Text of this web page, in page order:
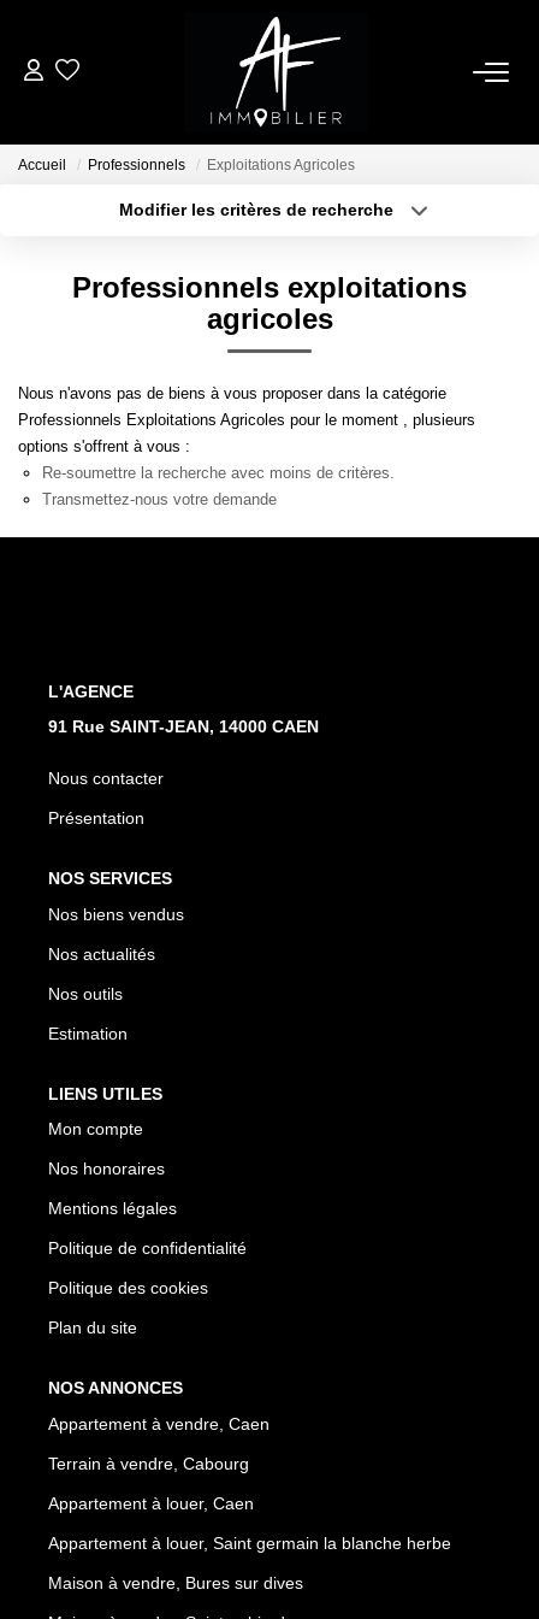
ACHETER
NOTRE AGENCE
Qui Sommes Nous
Notre Équipe
Nos Services
Accueil Professionnels Exploitations Agricoles
Modifier les critères de recherche
Type de bien
Surface min
Créer une alerte
Professionnels exploitations
agricoles
Nous n'avons pas de biens à vous proposer dans la catégorie
Professionnels Exploitations Agricoles pour le moment , plusieurs
options s'offrent à vous :
Re-soumettre la recherche avec moins de critères.
Transmettez-nous votre demande
L'AGENCE
91 Rue SAINT-JEAN, 14000 CAEN
Nous contacter
Présentation
NOS SERVICES
Nos biens vendus
Nos actualités
Nos outils
Estimation
LIENS UTILES
Mon compte
Nos honoraires
Mentions légales
Politique de confidentialité
Politique des cookies
Plan du site
NOS ANNONCES
Appartement à vendre, Caen
Terrain à vendre, Cabourg
Appartement à louer, Caen
Appartement à louer, Saint germain la blanche herbe
Maison à vendre, Bures sur dives